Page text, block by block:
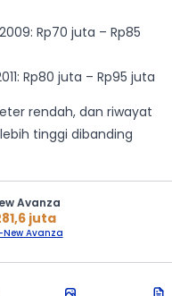
Rp70 juta – Rp85
Rp80 juta – Rp95 juta
rendah, dan riwayat
tinggi dibanding
Avanza
juta
Avanza